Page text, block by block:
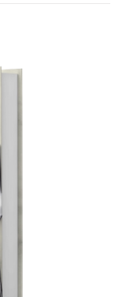
DETTAGLI